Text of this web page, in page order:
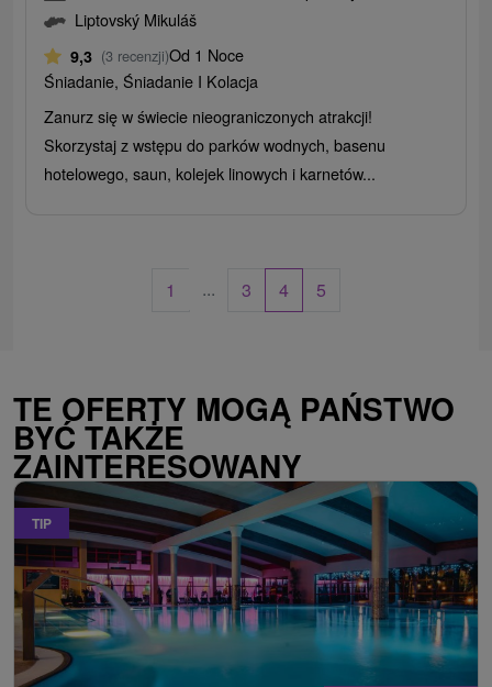
Liptovský Mikuláš
9,3 (3 recenzji)Od 1 Noce
Śniadanie, Śniadanie I Kolacja
Zanurz się w świecie nieograniczonych atrakcji!
Skorzystaj z wstępu do parków wodnych, basenu
hotelowego, saun, kolejek linowych i karnetów...
1 ... 3 4 5
TE OFERTY MOGĄ PAŃSTWO
BYĆ TAKŻE
ZAINTERESOWANY
TIP